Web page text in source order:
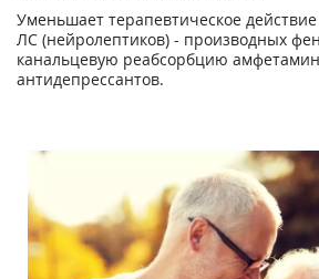
Уменьшает терапевтическое
ЛС (нейролептиков) - производных
канальцевую реабсорбцию
антидепрессантов.